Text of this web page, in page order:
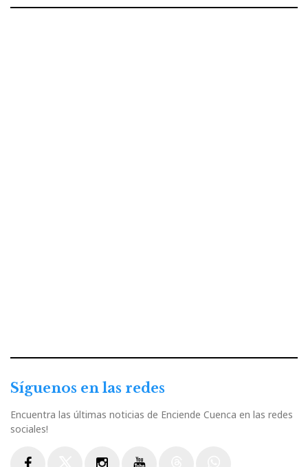
Síguenos en las redes
Encuentra las últimas noticias de Enciende Cuenca en las redes
sociales!